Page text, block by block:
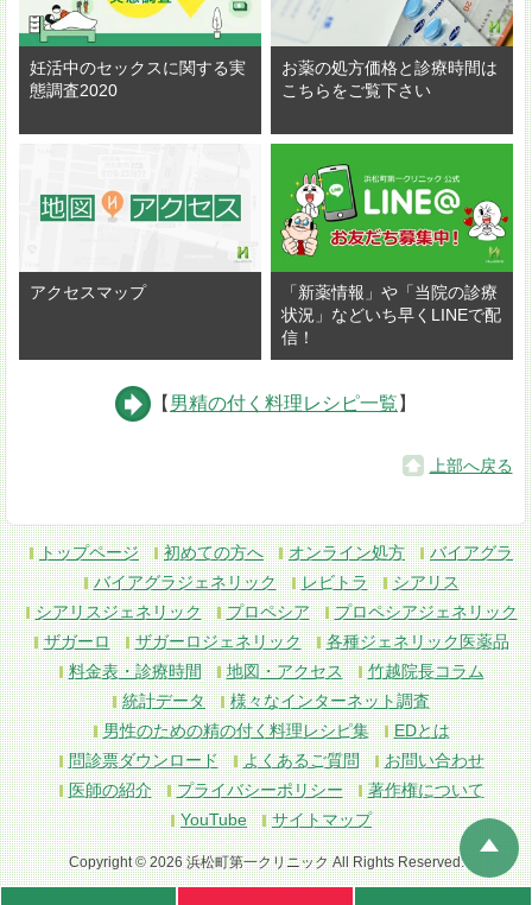
妊活中のセックスに関する実
態調査2020
お薬の処方価格と診療時間は
こちらをご覧下さい
アクセスマップ
「新薬情報」や「当院の診療
状況」などいち早くLINEで配
信！
【 男精の付く料理レシピ一覧 】
上部へ戻る
トップページ 初めての方へ オンライン処方
バイアグラ
バイアグラジェネリック
レビトラ
シアリス
シアリスジェネリック
プロペシア
プロペシアジェネリック
ザガーロ
ザガーロジェネリック
各種ジェネリック医薬品
料金表・診療時間
地図・アクセス
竹越院長コラム
統計データ
様々なインターネット調査
男性のための精の付く料理レシピ集
EDとは
問診票ダウンロード
よくあるご質問
お問い合わせ
医師の紹介
プライバシーポリシー
著作権について
YouTube
サイトマップ
Copyright © 2026 浜松町第一クリニック All Rights Reserved.